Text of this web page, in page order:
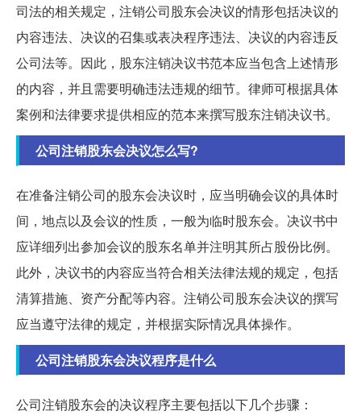
司法的相关规定，注销公司股东会决议的情形包括决议的
内容违法、决议的召集或表决程序违法、决议的内容违反
公司法等。因此，股东注销决议书范本应当包含上述情形
的内容，并且需要明确违法违规的细节。律师可根据具体
案例和法律要求提供相应的范本来撰写股东注销决议书。
公司注销股东会决议怎么写?
在准备注销公司的股东会决议时，应当明确会议的具体时
间，地点以及会议的性质，一般为临时股东会。决议书中
应详细列出参加会议的股东名单并注明其所占股份比例。
此外，决议书的内容应当符合相关法律法规的规定，包括
清算措施、资产分配等内容。注销公司股东会决议的撰写
应当遵守法律的规定，并根据实际情况具体操作。
公司注销股东会决议程序是什么
公司注销股东会的决议程序主要包括以下几个步骤：